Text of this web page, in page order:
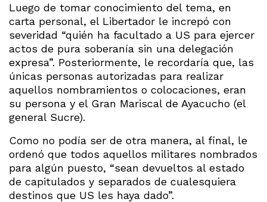
Luego de tomar conocimiento del tema, en
carta personal, el Libertador le increpó con
severidad “quién ha facultado a US para ejercer
actos de pura soberanía sin una delegación
expresa”. Posteriormente, le recordaría que, las
únicas personas autorizadas para realizar
aquellos nombramientos o colocaciones, eran
su persona y el Gran Mariscal de Ayacucho (el
general Sucre).
Como no podía ser de otra manera, al final, le
ordenó que todos aquellos militares nombrados
para algún puesto, “sean devueltos al estado
de capitulados y separados de cualesquiera
destinos que US les haya dado”.